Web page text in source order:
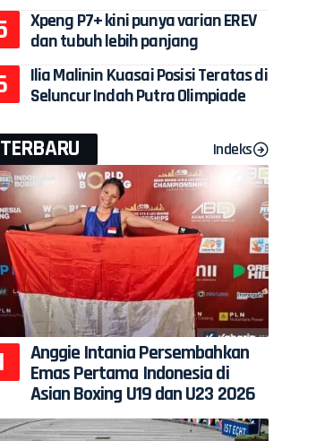
Xpeng P7+ kini punya varian EREV
dan tubuh lebih panjang
Ilia Malinin Kuasai Posisi Teratas di
Seluncur Indah Putra Olimpiade
TERBARU Indeks
Anggie Intania Persembahkan
Emas Pertama Indonesia di
Asian Boxing U19 dan U23 2026